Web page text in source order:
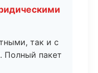
так и с
Полный пакет